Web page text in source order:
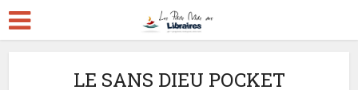
LE SANS DIEU POCKET